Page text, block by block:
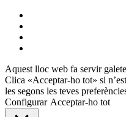
Aquest lloc web fa servir
Clica «Acceptar-ho tot» si
les segons les teves
Configurar Acceptar-ho tot